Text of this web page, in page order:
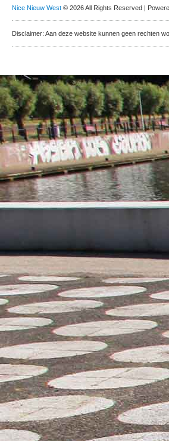
Nice Nieuw West © 2026 All Rights Reserved |
Disclaimer: Aan deze website kunnen geen rechten